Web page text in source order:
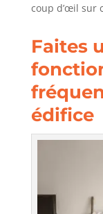
coup d’œil sur
Faites
édifice